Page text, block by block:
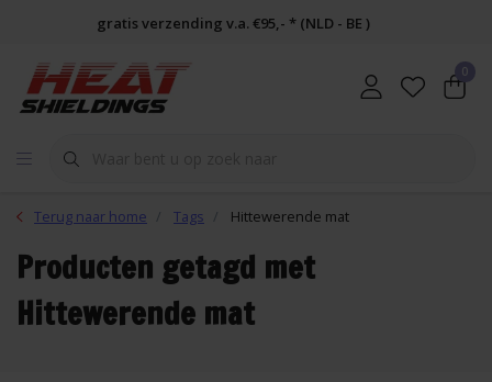
gratis verzending v.a. €95,- * (NLD - BE )
0
Terug naar home Tags Hittewerende mat
Producten getagd met
Hittewerende mat